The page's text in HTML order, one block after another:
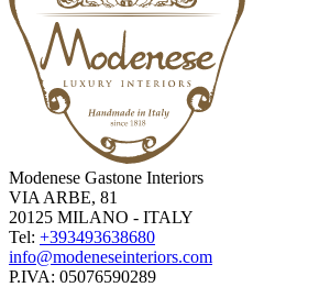
Modenese Gastone Interiors
VIA ARBE, 81
20125 MILANO - ITALY
Tel: +393493638680
info@modeneseinteriors.com
P.IVA: 05076590289